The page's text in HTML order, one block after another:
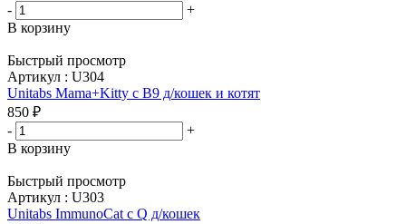
-
+
В корзину
Быстрый просмотр
Артикул : U304
Unitabs Mama+Kitty с В9 д/кошек и котят
850 ₽
-
+
В корзину
Быстрый просмотр
Артикул : U303
Unitabs ImmunoCat c Q д/кошек